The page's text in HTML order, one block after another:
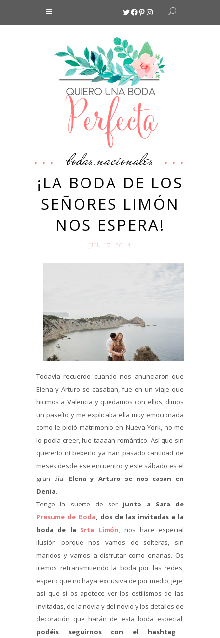
Twitter
Facebook
Pinterest
Instagram
bodas,nacionales
¡LA BODA DE LOS
SEÑORES LIMÓN
NOS ESPERA!
JUL 17. 2014
Todavía recuerdo cuando nos anunciaron que
Elena y Arturo se casaban, fue en un viaje que
hicimos a Valencia y quedamos con ellos, dimos
un paseíto y me explicaba ella muy emocionada
como le pidió matrimonio en Nueva York, no me
lo podía creer, fue taaaan romántico. Así que sin
quererlo ni beberlo ya han pasado cantidad de
meses desde ese encuentro y este sábado es el
gran día: Elena y Arturo se nos casan en
Denia.
Tengo la suerte de ser junto a Sara de
Presume de Boda , dos de las invitadas a la
boda de la Srta Limón , nos hace especial
ilusión porque nos vamos de solteras, sin
maridos y vamos a disfrutar como enanas. Os
iremos retransmitiendo la boda por las redes,
espero que no haya exclusiva de por medio, jeje,
así que si os apetece ver los estilismos de las
invitadas, de la novia y del novio y los detalles de
decoración que harán de esta boda especial,
podéis seguirnos con el hashtag